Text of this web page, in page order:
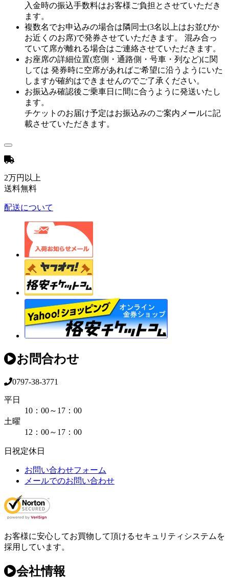
入金時の振込手数料はお客様ご負担とさせていただき
ます。
複数名でお申込みの場合は隣同士(3名以上はお並びか
お近くのお席)で発券させていただきます。 混み合っ
ていて席が離れる場合はご連絡させていただきます。
お座席の詳細位置(窓側・通路側・号車・列など)に関
しては 発券時に空席があればご希望に沿うようにいた
しますが確約はできませんのでご了承ください。
お振込み確認後ご乗車日に間に合うように発送いたし
ます。
チケットのお届け予定はお振込みのご案内メールに記
載させていただきます。
2万円以上
送料無料
配送について
お問合わせ
0797-38-3771
平日
10：00～17：00
土曜
12：00～17：00
日祝定休日
お問い合わせフォーム
メールでのお問い合わせ
お客様に安心してお買物して頂けるセキュリティシステムを
採用しています。
会社情報